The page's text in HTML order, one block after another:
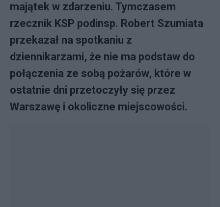
majątek w zdarzeniu. Tymczasem
rzecznik KSP podinsp. Robert Szumiata
przekazał na spotkaniu z
dziennikarzami, że nie ma podstaw do
połączenia ze sobą pożarów, które w
ostatnie dni przetoczyły się przez
Warszawę i okoliczne miejscowości.